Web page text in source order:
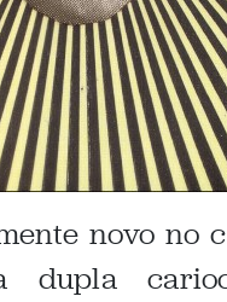
novo no
dupla